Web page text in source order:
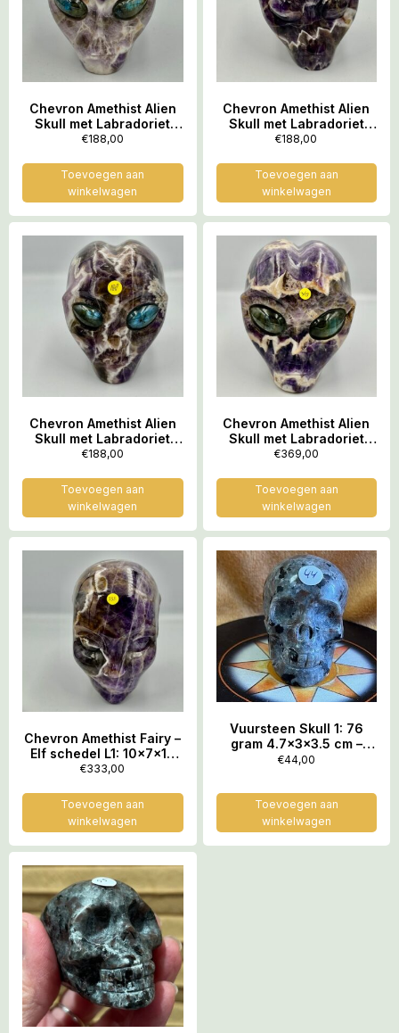
Chevron Amethist Alien
Skull met Labradoriet
ogen 2: 7.5×6.5×7.5 cm –
€188,00
Toevoegen aan
winkelwagen
Chevron Amethist Alien
Skull met Labradoriet
ogen 3: 7.5×6.5×7.5 cm –
€188,00
Toevoegen aan
winkelwagen
Chevron Amethist Alien
Skull met Labradoriet
ogen 4: 8×6.x7.5 cm –
€188,00
Toevoegen aan
winkelwagen
Chevron Amethist Alien
Skull met Labradoriet
ogen L3: 11×8.5×10.5 cm
€369,00
Toevoegen aan
winkelwagen
Chevron Amethist Fairy –
Elf schedel L1: 10x7x10
cm – 997 gram
€333,00
Toevoegen aan
winkelwagen
Vuursteen Skull 1: 76
gram 4.7x3x3.5 cm –
Grondt én Bekrachtigt de
€44,00
Toevoegen aan
winkelwagen